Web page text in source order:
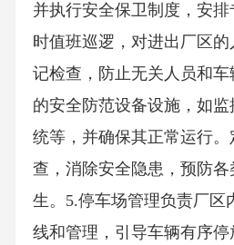
并执行安全保卫制度，安
时值班巡逻，对进出厂区
记检查，防止无关人员和
的安全防范设备设施，如
统等，并确保其正常运行
查，消除安全隐患，预防
生。5.停车场管理负责厂区
线和管理，引导车辆有序